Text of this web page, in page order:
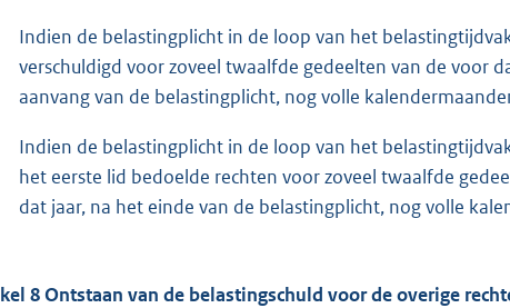
Indien de belastingplicht in de loop van het
verschuldigd voor zoveel twaalfde gedeelten van de voor
aanvang van de belastingplicht, nog volle
Indien de belastingplicht in de loop van het
het eerste lid bedoelde rechten voor zoveel twaalfde
dat jaar, na het einde van de belastingplicht, nog volle
8 Ontstaan van de belastingschuld voor de overige